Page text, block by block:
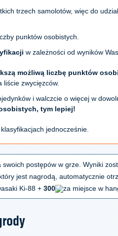
trzech samolotów, więc do
punktów osobistych.
w zależności od wyników
możliwą liczbę punktów
liście zwycięzców.
i walczcie o więcej w
tym lepiej!
jednocześnie.
postępów w grze. Wyniki
jest nagrodą, automatycznie
Ki-88 + 300 za miejsce w